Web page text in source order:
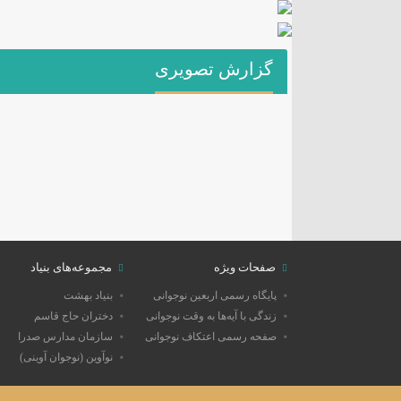
گزارش تصویری
صفحات ویژه
پایگاه رسمی اربعین نوجوانی
زندگی با آیه‌ها به وقت نوجوانی
صفحه رسمی اعتکاف نوجوانی
مجموعه‌های بنیاد
بنیاد بهشت
دختران حاج قاسم
سازمان مدارس صدرا
نوآوین (نوجوان آوینی)